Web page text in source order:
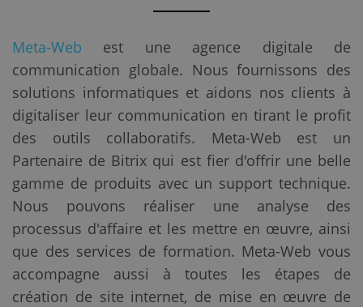
Meta-Web est une agence digitale de
communication globale. Nous fournissons des
solutions informatiques et aidons nos clients à
digitaliser leur communication en tirant le profit
des outils collaboratifs. Meta-Web est un
Partenaire de Bitrix qui est fier d'offrir une belle
gamme de produits avec un support technique.
Nous pouvons réaliser une analyse des
processus d'affaire et les mettre en œuvre, ainsi
que des services de formation. Meta-Web vous
accompagne aussi à toutes les étapes de
création de site internet, de mise en œuvre de